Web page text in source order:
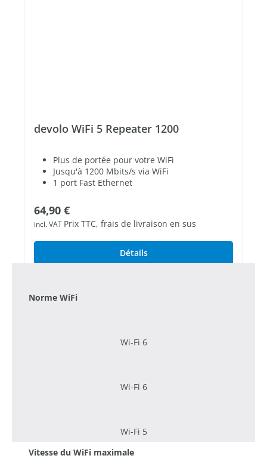
devolo WiFi 5 Repeater 1200
Plus de portée pour votre WiFi
Jusqu'à 1200 Mbits/s via WiFi
1 port Fast Ethernet
Prix régulier :
64,90 €
incl. VAT Prix TTC, frais de livraison en sus
Détails
Norme WiFi
Wi-Fi 6
Wi-Fi 6
Wi-Fi 5
Vitesse du WiFi maximale